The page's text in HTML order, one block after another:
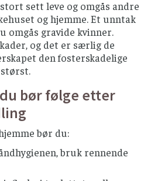
sett leve og omgås andre
og hjemme. Et unntak
omgås gravide kvinner.
og det er særlig de
den fosterskadelige
bør følge etter
bør du:
bruk rennende